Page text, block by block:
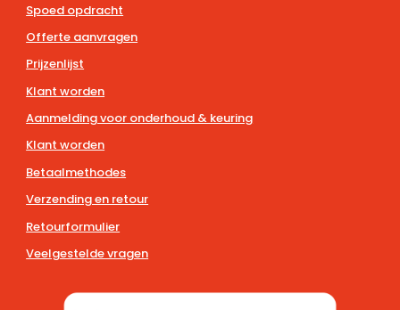
Spoed opdracht
Offerte aanvragen
Prijzenlijst
Klant worden
Aanmelding voor onderhoud & keuring
Klant worden
Betaalmethodes
Verzending en retour
Retourformulier
Veelgestelde vragen